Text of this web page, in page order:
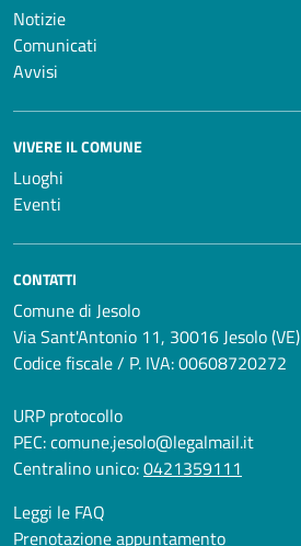
Notizie
Comunicati
Avvisi
VIVERE IL COMUNE
Luoghi
Eventi
CONTATTI
Comune di Jesolo
Via Sant'Antonio 11, 30016 Jesolo (VE)
Codice fiscale / P. IVA: 00608720272
URP protocollo
PEC:comune.jesolo@legalmail.it
Centralino unico:0421359111
Leggi le FAQ
Prenotazione appuntamento